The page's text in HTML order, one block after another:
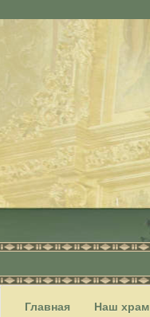
Главная Наш храм